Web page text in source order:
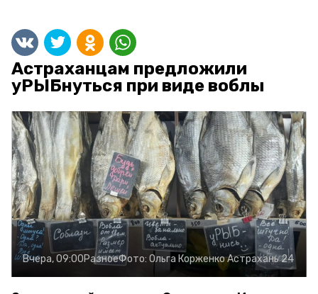
Астраханцам предложили
уРЫБнуться при виде воблы
Вчера, 09:00РазноеФото: Ольга КорженкоАстрахань 24